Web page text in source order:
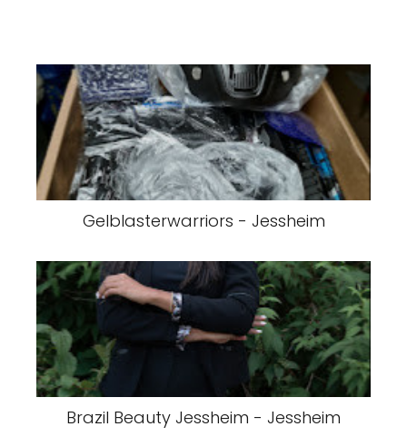
Gelblasterwarriors - Jessheim
Brazil Beauty Jessheim - Jessheim